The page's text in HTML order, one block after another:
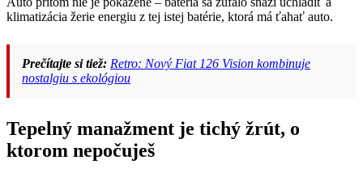
klimatizácia žerie energiu z tej istej batérie, ktorá má ťahať auto.
Prečítajte si tiež: Retro: Nový Fiat 126 Vision kombinuje
nostalgiu s ekológiou
Tepelný manažment je tichý žrút, o
ktorom nepočuješ